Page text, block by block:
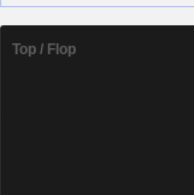
Top / Flop